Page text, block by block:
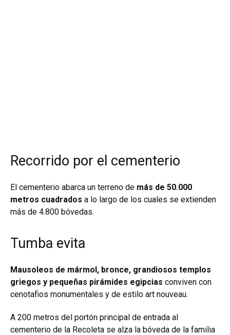
Recorrido por el cementerio
El cementerio abarca un terreno de más de 50.000
metros cuadrados a lo largo de los cuales se extienden
más de 4.800 bóvedas.
Tumba evita
Mausoleos de mármol, bronce, grandiosos templos
griegos y pequeñas pirámides egipcias conviven con
cenotafios monumentales y de estilo art nouveau.
A 200 metros del portón principal de entrada al
cementerio de la Recoleta se alza la bóveda de la familia